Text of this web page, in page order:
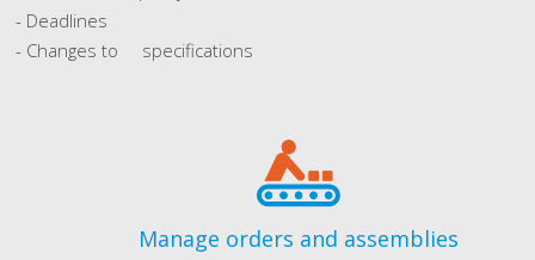
- Deadlines
- Changes to specifications
Manage orders and assemblies